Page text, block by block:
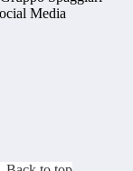
Media